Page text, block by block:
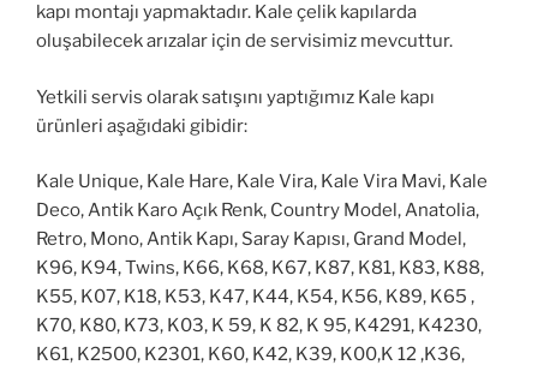
kapı montajı yapmaktadır. Kale çelik kapılarda
oluşabilecek arızalar için de servisimiz mevcuttur.
Yetkili servis olarak satışını yaptığımız Kale kapı
ürünleri aşağıdaki gibidir:
Kale Unique, Kale Hare, Kale Vira, Kale Vira Mavi, Kale
Deco, Antik Karo Açık Renk, Country Model, Anatolia,
Retro, Mono, Antik Kapı, Saray Kapısı, Grand Model,
K96, K94, Twins, K66, K68, K67, K87, K81, K83, K88,
K55, K07, K18, K53, K47, K44, K54, K56, K89, K65 ,
K70, K80, K73, K03, K 59, K 82, K 95, K4291, K4230,
K61, K2500, K2301, K60, K42, K39, K00,K 12 ,K36,